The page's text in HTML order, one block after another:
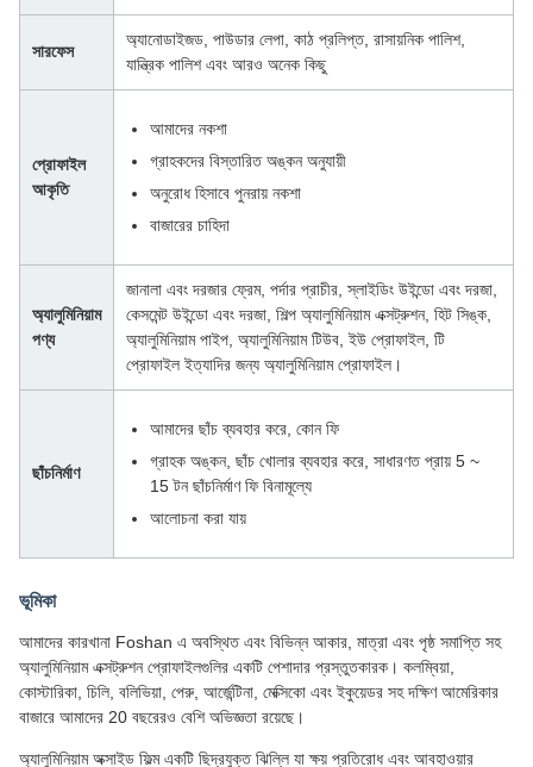
সারফেস
অ্যানোডাইজড, পাউডার লেপা, কাঠ প্রলিপ্ত, রাসায়নিক পালিশ,
যান্ত্রিক পালিশ এবং আরও অনেক কিছু
প্রোফাইল
আকৃতি
আমাদের নকশা
গ্রাহকদের বিস্তারিত অঙ্কন অনুযায়ী
অনুরোধ হিসাবে পুনরায় নকশা
বাজারের চাহিদা
অ্যালুমিনিয়াম
পণ্য
জানালা এবং দরজার ফ্রেম, পর্দার প্রাচীর, স্লাইডিং উইন্ডো এবং দরজা,
কেসমেন্ট উইন্ডো এবং দরজা, শিল্প অ্যালুমিনিয়াম এক্সট্রুশন, হিট সিঙ্ক,
অ্যালুমিনিয়াম পাইপ, অ্যালুমিনিয়াম টিউব, ইউ প্রোফাইল, টি
প্রোফাইল ইত্যাদির জন্য অ্যালুমিনিয়াম প্রোফাইল।
ছাঁচনির্মাণ
আমাদের ছাঁচ ব্যবহার করে, কোন ফি
গ্রাহক অঙ্কন, ছাঁচ খোলার ব্যবহার করে, সাধারণত প্রায় 5 ~
15 টন ছাঁচনির্মাণ ফি বিনামূল্যে
আলোচনা করা যায়
ভূমিকা
আমাদের কারখানা Foshan এ অবস্থিত এবং বিভিন্ন আকার, মাত্রা এবং পৃষ্ঠ সমাপ্তি সহ
অ্যালুমিনিয়াম এক্সট্রুশন প্রোফাইলগুলির একটি পেশাদার প্রস্তুতকারক। কলম্বিয়া,
কোস্টারিকা, চিলি, বলিভিয়া, পেরু, আর্জেন্টিনা, মেক্সিকো এবং ইকুয়েডর সহ দক্ষিণ আমেরিকার
বাজারে আমাদের 20 বছরেরও বেশি অভিজ্ঞতা রয়েছে।
অ্যালুমিনিয়াম অক্সাইড ফিল্ম একটি ছিদ্রযুক্ত ঝিল্লি যা ক্ষয় প্রতিরোধ এবং আবহাওয়ার